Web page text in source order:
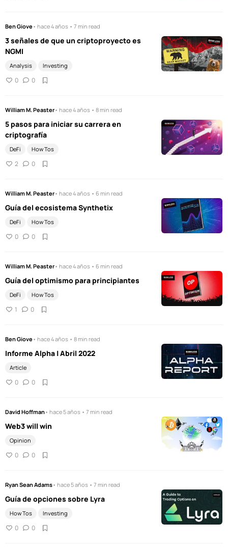
Ben Giove• hace 4 años • 7 min read
3 señales de que un criptoproyecto es
NGMI
Analysis Investing
0 0
William M. Peaster• hace 4 años • 8 min read
5 pasos para iniciar su carrera en
criptografía
DeFi How Tos
2 0
William M. Peaster• hace 4 años • 6 min read
Guía del ecosistema Synthetix
DeFi How Tos
0 0
William M. Peaster• hace 4 años • 6 min read
Guía del optimismo para principiantes
DeFi How Tos
1 0
Ben Giove• hace 4 años • 8 min read
Informe Alpha | Abril 2022
Article
0 0
David Hoffman• hace 5 años • 7 min read
Web3 will win
Opinion
0 0
Ryan Sean Adams• hace 5 años • 7 min read
Guía de opciones sobre Lyra
How Tos Investing
0 0